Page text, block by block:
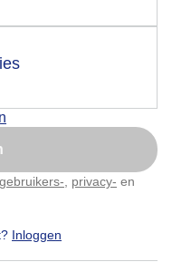
gebruikers- privacy- en
Inloggen
en er valt wat
2026, 140x bekeken
popup
later
passen